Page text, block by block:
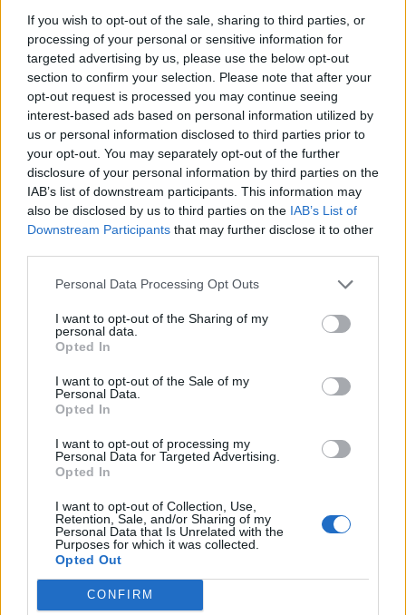
If you wish to opt-out of the sale, sharing to third parties, or
processing of your personal or sensitive information for
targeted advertising by us, please use the below opt-out
section to confirm your selection. Please note that after your
opt-out request is processed you may continue seeing
interest-based ads based on personal information utilized by
us or personal information disclosed to third parties prior to
your opt-out. You may separately opt-out of the further
disclosure of your personal information by third parties on the
IAB’s list of downstream participants. This information may
also be disclosed by us to third parties on the IAB’s List of
Downstream Participants that may further disclose it to other
Personal Data Processing Opt Outs
I want to opt-out of the Sharing of my
personal data.
Opted In
I want to opt-out of the Sale of my
Personal Data.
Opted In
I want to opt-out of processing my
Personal Data for Targeted Advertising.
Opted In
I want to opt-out of Collection, Use,
Retention, Sale, and/or Sharing of my
Personal Data that Is Unrelated with the
Purposes for which it was collected.
Opted Out
CONFIRM
SPETTACOLI
17 Agosto 2026
Ad Alta Valle Intelvi appuntamento
con la Milano degli anni ‘60 in musica
SPETTACOLI
15 Agosto 2026